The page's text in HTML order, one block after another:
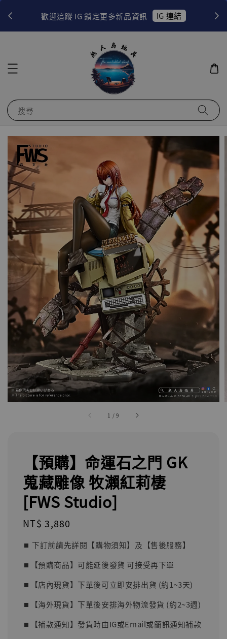
歡迎追蹤 IG 鎖定更多新品資訊 IG 連結
搜尋
1 /9
【預購】命運石之門 GK
蒐藏雕像 牧瀨紅莉棲
[FWS Studio]
Regular
NT$ 3,880
⏹︎ 下訂前請先詳閱【購物須知】及【售後服務】
⏹︎【預購商品】可能延後發貨 可接受再下單
⏹︎【店內現貨】下單後可立即安排出貨 (約1~3天)
⏹︎【海外現貨】下單後安排海外物流發貨 (約2~3週)
⏹︎【補款通知】發貨時由IG或Email或簡訊通知補款